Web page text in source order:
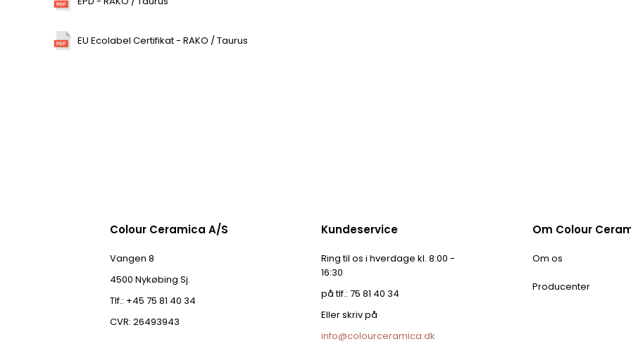
EU Ecolabel Certifikat - RAKO / Taurus
Colour Ceramica A/S
Vangen 8
4500 Nykøbing Sj.
Tlf.: +45 75 81 40 34
CVR: 26493943
Kundeservice
Ring til os i hverdage kl. 8:00 -
16:30
på tlf.: 75 81 40 34
Eller skriv på
info@colourceramica.dk
Om Colour
Om os
Producenter